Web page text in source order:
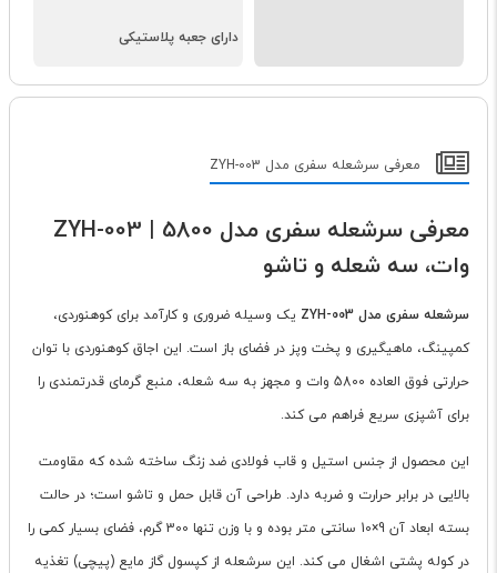
دارای جعبه پلاستیکی
معرفی سرشعله سفری مدل ZYH-003
معرفی سرشعله سفری مدل ZYH-003 | 5800
وات، سه شعله و تاشو
سرشعله سفری مدل ZYH-003
یک وسیله ضروری و کارآمد برای کوهنوردی،
کمپینگ، ماهیگیری و پخت وپز در فضای باز است. این اجاق کوهنوردی با توان
حرارتی فوق العاده 5800 وات و مجهز به سه شعله، منبع گرمای قدرتمندی را
برای آشپزی سریع فراهم می کند.
این محصول از جنس استیل و قاب فولادی ضد زنگ ساخته شده که مقاومت
بالایی در برابر حرارت و ضربه دارد. طراحی آن قابل حمل و تاشو است؛ در حالت
بسته ابعاد آن 9×10 سانتی متر بوده و با وزن تنها 300 گرم، فضای بسیار کمی را
در کوله پشتی اشغال می کند. این سرشعله از کپسول گاز مایع (پیچی) تغذیه